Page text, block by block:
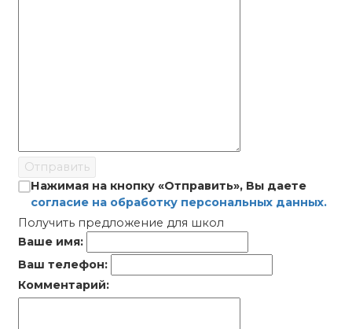
Отправить
Нажимая на кнопку «Отправить», Вы даете
согласие на обработку персональных данных.
Получить предложение для школ
Ваше имя:
Ваш телефон:
Комментарий: